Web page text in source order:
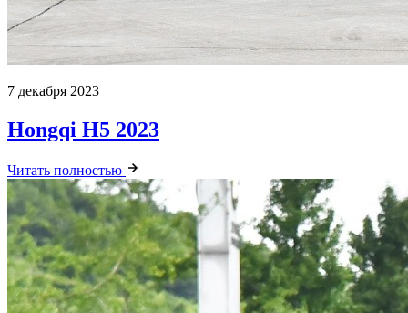
7 декабря 2023
Hongqi H5 2023
Читать полностью